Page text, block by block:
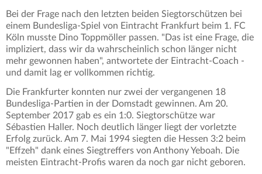
Bei der Frage nach den letzten beiden Siegtorschützen bei
einem Bundesliga-Spiel von Eintracht Frankfurt beim 1. FC
Köln musste Dino Toppmöller passen. "Das ist eine Frage, die
impliziert, dass wir da wahrscheinlich schon länger nicht
mehr gewonnen haben", antwortete der Eintracht-Coach -
und damit lag er vollkommen richtig.
Die Frankfurter konnten nur zwei der vergangenen 18
Bundesliga-Partien in der Domstadt gewinnen. Am 20.
September 2017 gab es ein 1:0. Siegtorschütze war
Sébastien Haller. Noch deutlich länger liegt der vorletzte
Erfolg zurück. Am 7. Mai 1994 siegten die Hessen 3:2 beim
"Effzeh" dank eines Siegtreffers von Anthony Yeboah. Die
meisten Eintracht-Profis waren da noch gar nicht geboren.